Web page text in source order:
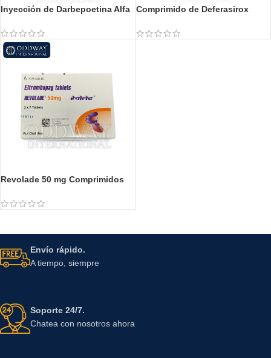
Inyección de Darbepoetina Alfa Comprimido de Deferasirox
Revolade 50 mg Comprimidos
Envío rápido.
A tiempo, siempre
Soporte 24/7.
Chatea con nosotros ahora